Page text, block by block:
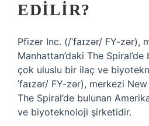
EDILIR?
Pfizer Inc. (/ˈfaɪzər/ FY-zər),
Manhattan’daki The
çok uluslu bir ilaç ve
ˈfaɪzər/ FY-zər), merkezi
The Spiral’de bulunan
ve biyoteknoloji şirketidir.